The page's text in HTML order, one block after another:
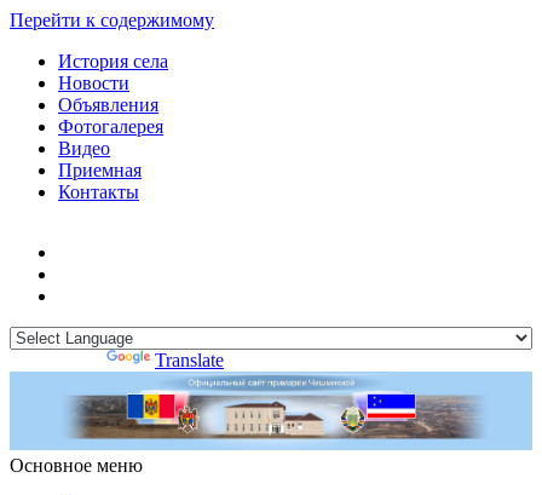
Перейти к содержимому
История села
Новости
Объявления
Фотогалерея
Видео
Приемная
Контакты
Translate
Основное меню